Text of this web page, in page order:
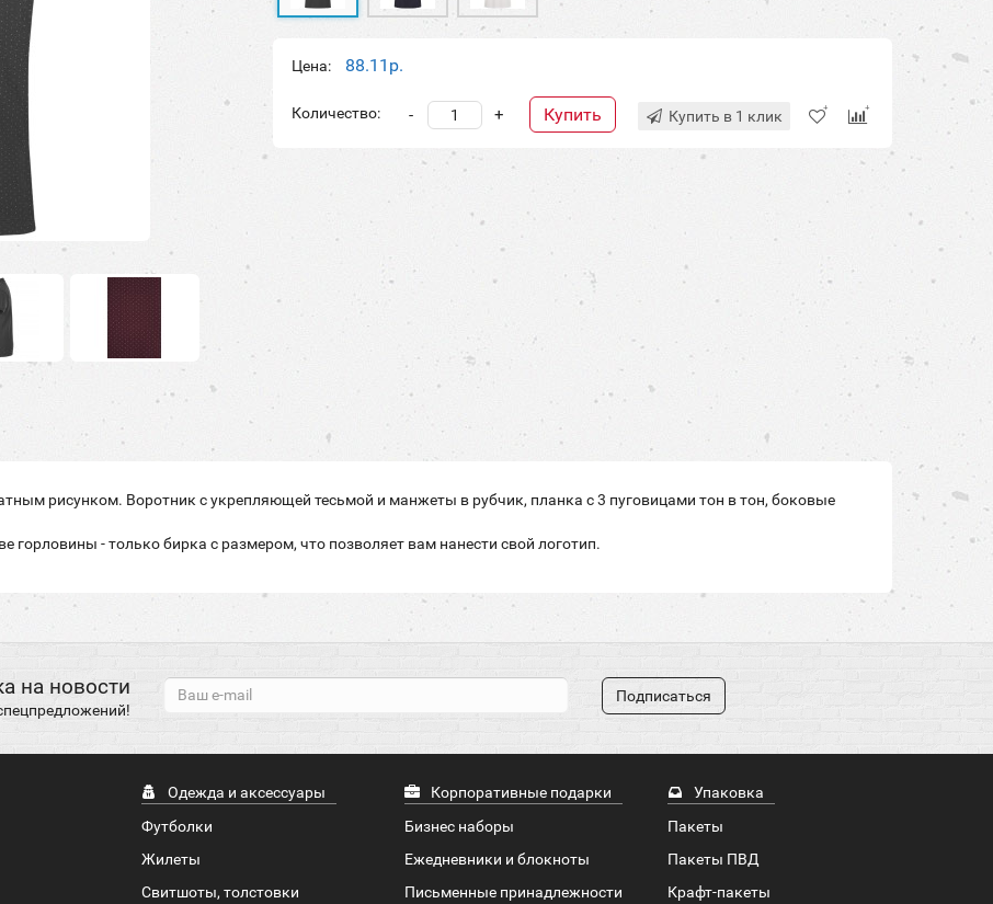
Цена: 88.11р.
Количество: +
- Купить Купить в 1 клик
рисунком. Воротник с укрепляющей тесьмой и манжеты в рубчик, планка с 3 пуговицами тон в тон, боковые
горловины - только бирка с размером, что позволяет вам нанести свой логотип.
на новости Подписаться
Одежда и аксессуары
Футболки
Жилеты
Свитшоты, толстовки
Корпоративные подарки
Бизнес наборы
Ежедневники и блокноты
Письменные принадлежности
Упаковка
Пакеты
Пакеты ПВД
Крафт-пакеты